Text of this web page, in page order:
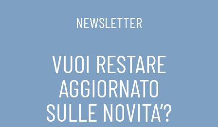
NEWSLETTER
VUOI RESTARE
AGGIORNATO
SULLE NOVITA’?